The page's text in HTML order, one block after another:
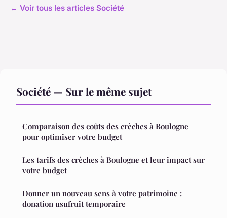
← Voir tous les articles Société
Société — Sur le même sujet
Comparaison des coûts des crèches à Boulogne
pour optimiser votre budget
Les tarifs des crèches à Boulogne et leur impact sur
votre budget
Donner un nouveau sens à votre patrimoine :
donation usufruit temporaire